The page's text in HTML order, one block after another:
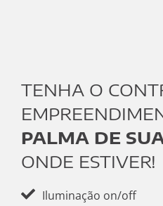
TENHA O
PALMA DE
ONDE ESTIVER!
Iluminação on/off